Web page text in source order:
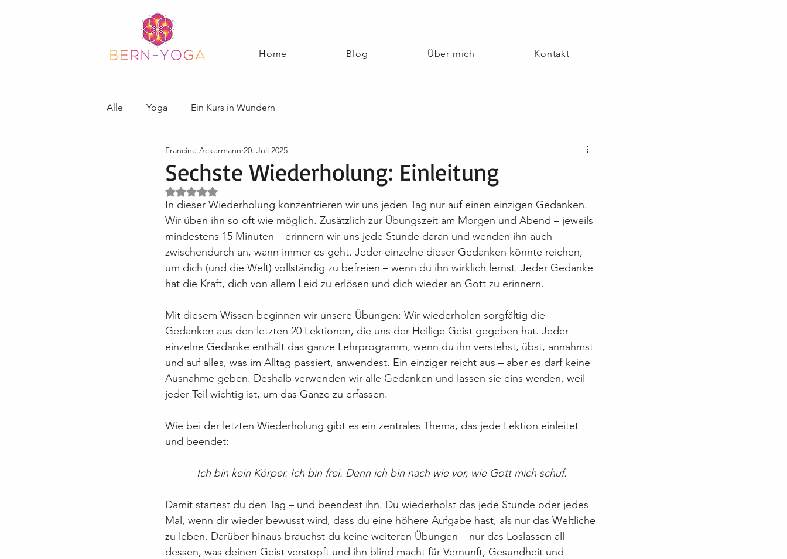
Home Blog Über mich Kontakt
Alle Yoga Ein Kurs in Wundern
Sechste Wiederholung: Einleitung
Francine Ackermann 20. Juli 2025
Mit NaN von 5 Sternen bewertet.
In dieser Wiederholung konzentrieren wir uns jeden Tag nur auf einen einzigen Gedanken.
Wir üben ihn so oft wie möglich. Zusätzlich zur Übungszeit am Morgen und Abend – jeweils
mindestens 15 Minuten – erinnern wir uns jede Stunde daran und wenden ihn auch
zwischendurch an, wann immer es geht. Jeder einzelne dieser Gedanken könnte reichen,
um dich (und die Welt) vollständig zu befreien – wenn du ihn wirklich lernst. Jeder Gedanke
hat die Kraft, dich von allem Leid zu erlösen und dich wieder an Gott zu erinnern.
Mit diesem Wissen beginnen wir unsere Übungen: Wir wiederholen sorgfältig die
Gedanken aus den letzten 20 Lektionen, die uns der Heilige Geist gegeben hat. Jeder
einzelne Gedanke enthält das ganze Lehrprogramm, wenn du ihn verstehst, übst, annahmst
und auf alles, was im Alltag passiert, anwendest. Ein einziger reicht aus – aber es darf keine
Ausnahme geben. Deshalb verwenden wir alle Gedanken und lassen sie eins werden, weil
jeder Teil wichtig ist, um das Ganze zu erfassen.
Wie bei der letzten Wiederholung gibt es ein zentrales Thema, das jede Lektion einleitet
und beendet:
Ich bin kein Körper. Ich bin frei. Denn ich bin nach wie vor, wie Gott mich schuf.
Damit startest du den Tag – und beendest ihn. Du wiederholst das jede Stunde oder jedes
Mal, wenn dir wieder bewusst wird, dass du eine höhere Aufgabe hast, als nur das Weltliche
zu leben. Darüber hinaus brauchst du keine weiteren Übungen – nur das Loslassen all
dessen, was deinen Geist verstopft und ihn blind macht für Vernunft, Gesundheit und